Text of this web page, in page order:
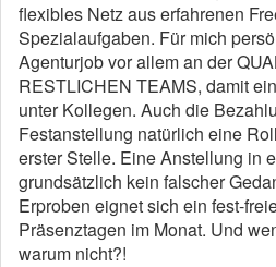
flexibles Netz aus erfahrenen
Spezialaufgaben. Für mich
Agenturjob vor allem an der
RESTLICHEN TEAMS, damit
unter Kollegen. Auch die
Festanstellung natürlich eine
erster Stelle. Eine Anstellung in
grundsätzlich kein falscher
Erproben eignet sich ein fest-
Präsenztagen im Monat. Und
warum nicht?!